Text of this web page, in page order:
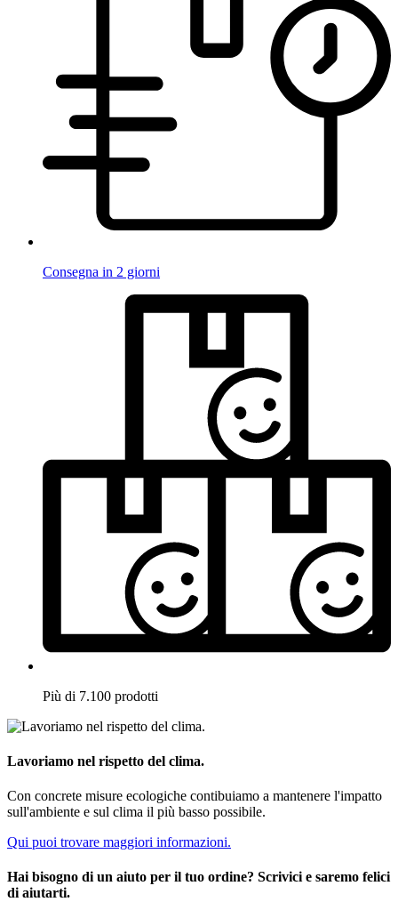
Consegna in 2 giorni
Più di 7.100 prodotti
Lavoriamo nel rispetto del clima.
Con concrete misure ecologiche contibuiamo a mantenere l'impatto
sull'ambiente e sul clima il più basso possibile.
Qui puoi trovare maggiori informazioni.
Hai bisogno di un aiuto per il tuo ordine? Scrivici e saremo felici
di aiutarti.